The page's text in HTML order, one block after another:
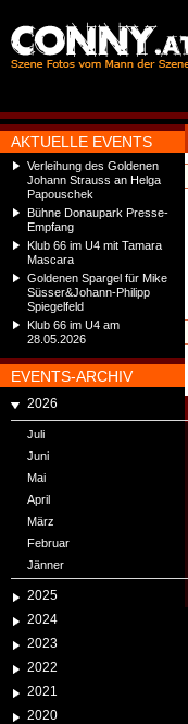
AKTUELLE EVENTS
Verleihung des Goldenen
Johann Strauss an Helga
Papouschek
Bühne Donaupark Presse-
Empfang
Klub 66 im U4 mit Tamara
Mascara
Goldenen Spargel für Mike
Süsser&Johann-Philipp
Spiegelfeld
Klub 66 im U4 am
28.05.2026
EVENTS-ARCHIV
2026
Juli
Juni
Mai
April
März
Februar
Jänner
2025
2024
2023
2022
2021
2020